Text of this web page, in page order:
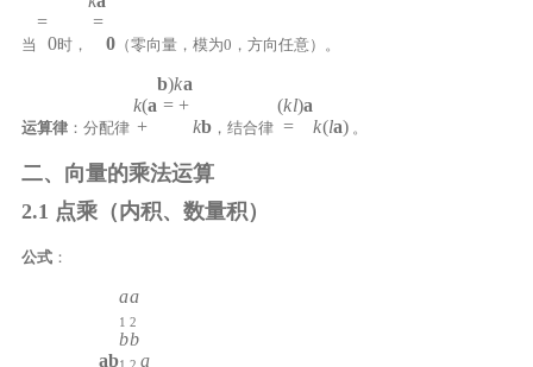
当
=
0时，
=
0 （零向量，模为0，方向任意）。
运算律：分配律
k(a
+
b)
=
ka
+
kb ，结合律
(kl)a
=
k(la)。
二、向量的乘法运算
2.1 点乘（内积、数量积）
公式：
ab
a
1
b
a
2
b
a